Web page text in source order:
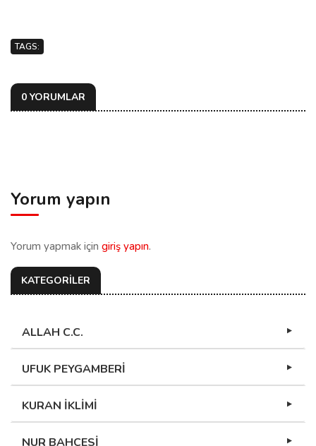
TAGS:
0 YORUMLAR
Yorum yapın
Yorum yapmak için giriş yapın.
KATEGORİLER
ALLAH C.C.
UFUK PEYGAMBERİ
KURAN İKLİMİ
NUR BAHÇESİ